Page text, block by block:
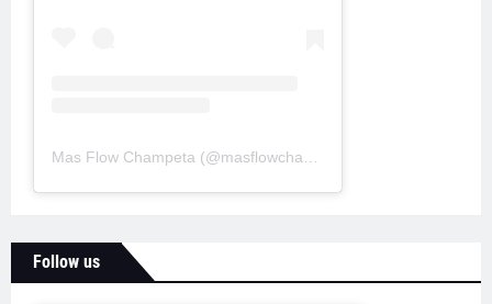
Mas Flow Champeta (@masflowchampeta
Follow us